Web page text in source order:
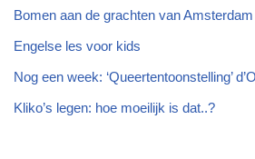
Bomen aan de grachten van Amsterdam
Engelse les voor kids
Nog een week: ‘Queertentoonstelling’
Kliko’s legen: hoe moeilijk is dat..?